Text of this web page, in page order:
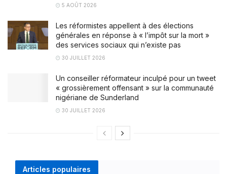
5 AOÛT 2026
Les réformistes appellent à des élections
générales en réponse à « l’impôt sur la mort »
des services sociaux qui n’existe pas
30 JUILLET 2026
Un conseiller réformateur inculpé pour un tweet
« grossièrement offensant » sur la communauté
nigériane de Sunderland
30 JUILLET 2026
Articles populaires